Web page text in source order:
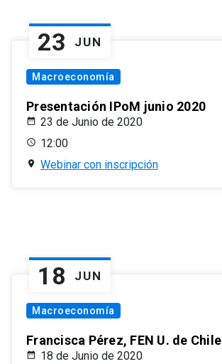
23 JUN
Macroeconomía
Presentación IPoM junio 2020
23 de Junio de 2020
12:00
Webinar con inscripción
18 JUN
Macroeconomía
Francisca Pérez, FEN U. de Chile
18 de Junio de 2020